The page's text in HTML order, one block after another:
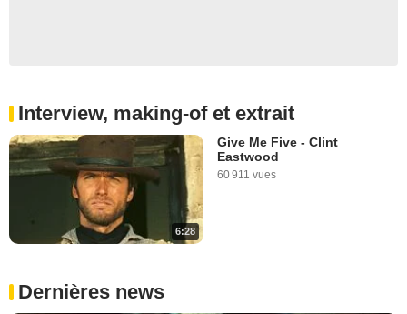
Interview, making-of et extrait
6:28
Give Me Five - Clint
Eastwood
60 911 vues
Dernières news